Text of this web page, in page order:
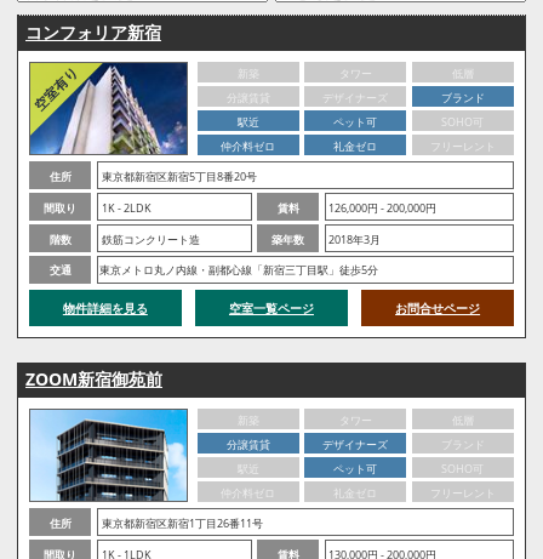
コンフォリア新宿
新築 タワー
低層
分譲賃貸
デザイナーズ
ブランド
駅近
ペット可
SOHO可
仲介料ゼロ
礼金ゼロ
フリーレント
住所
東京都新宿区新宿5丁目8番20号
間取り
1K - 2LDK 賃料
126,000円 - 200,000円
階数
鉄筋コンクリート造 築年数
2018年3月
交通
東京メトロ丸ノ内線・副都心線「新宿三丁目駅」徒歩5分
物件詳細を見る 空室一覧ページ お問合せページ
ZOOM新宿御苑前
新築 タワー
低層
分譲賃貸
デザイナーズ
ブランド
駅近
ペット可
SOHO可
仲介料ゼロ
礼金ゼロ
フリーレント
住所
東京都新宿区新宿1丁目26番11号
間取り
1K - 1LDK 賃料
130,000円 - 200,000円